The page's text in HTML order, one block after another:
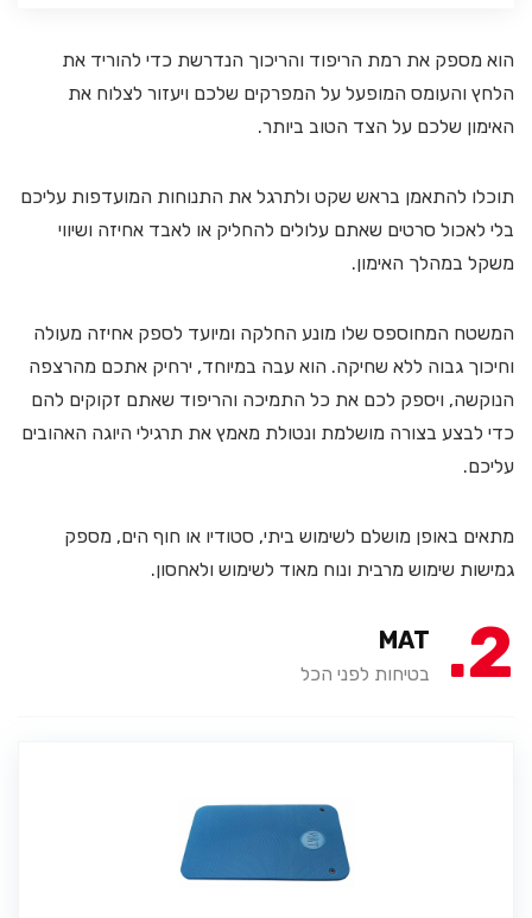
הוא מספק את רמת הריפוד והריכוך הנדרשת כדי להוריד את
הלחץ והעומס המופעל על המפרקים שלכם ויעזור לצלוח את
האימון שלכם על הצד הטוב ביותר.
תוכלו להתאמן בראש שקט ולתרגל את התנוחות המועדפות עליכם
בלי לאכול סרטים שאתם עלולים להחליק או לאבד אחיזה ושיווי
משקל במהלך האימון.
המשטח המחוספס שלו מונע החלקה ומיועד לספק אחיזה מעולה
וחיכוך גבוה ללא שחיקה. הוא עבה במיוחד, ירחיק אתכם מהרצפה
הנוקשה, ויספק לכם את כל התמיכה והריפוד שאתם זקוקים להם
כדי לבצע בצורה מושלמת ונטולת מאמץ את תרגילי היוגה האהובים
עליכם.
מתאים באופן מושלם לשימוש ביתי, סטודיו או חוף הים, מספק
גמישות שימוש מרבית ונוח מאוד לשימוש ולאחסון.
2
MAT
בטיחות לפני הכל